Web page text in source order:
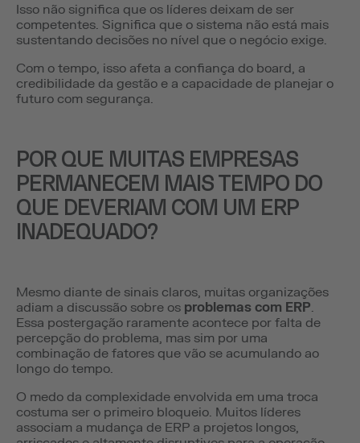
Isso não significa que os líderes deixam de ser
competentes. Significa que o sistema não está mais
sustentando decisões no nível que o negócio exige.
Com o tempo, isso afeta a confiança do board, a
credibilidade da gestão e a capacidade de planejar o
futuro com segurança.
POR QUE MUITAS EMPRESAS
PERMANECEM MAIS TEMPO DO
QUE DEVERIAM COM UM ERP
INADEQUADO?
Mesmo diante de sinais claros, muitas organizações
adiam a discussão sobre os problemas com ERP.
Essa postergação raramente acontece por falta de
percepção do problema, mas sim por uma
combinação de fatores que vão se acumulando ao
longo do tempo.
O medo da complexidade envolvida em uma troca
costuma ser o primeiro bloqueio. Muitos líderes
associam a mudança de ERP a projetos longos,